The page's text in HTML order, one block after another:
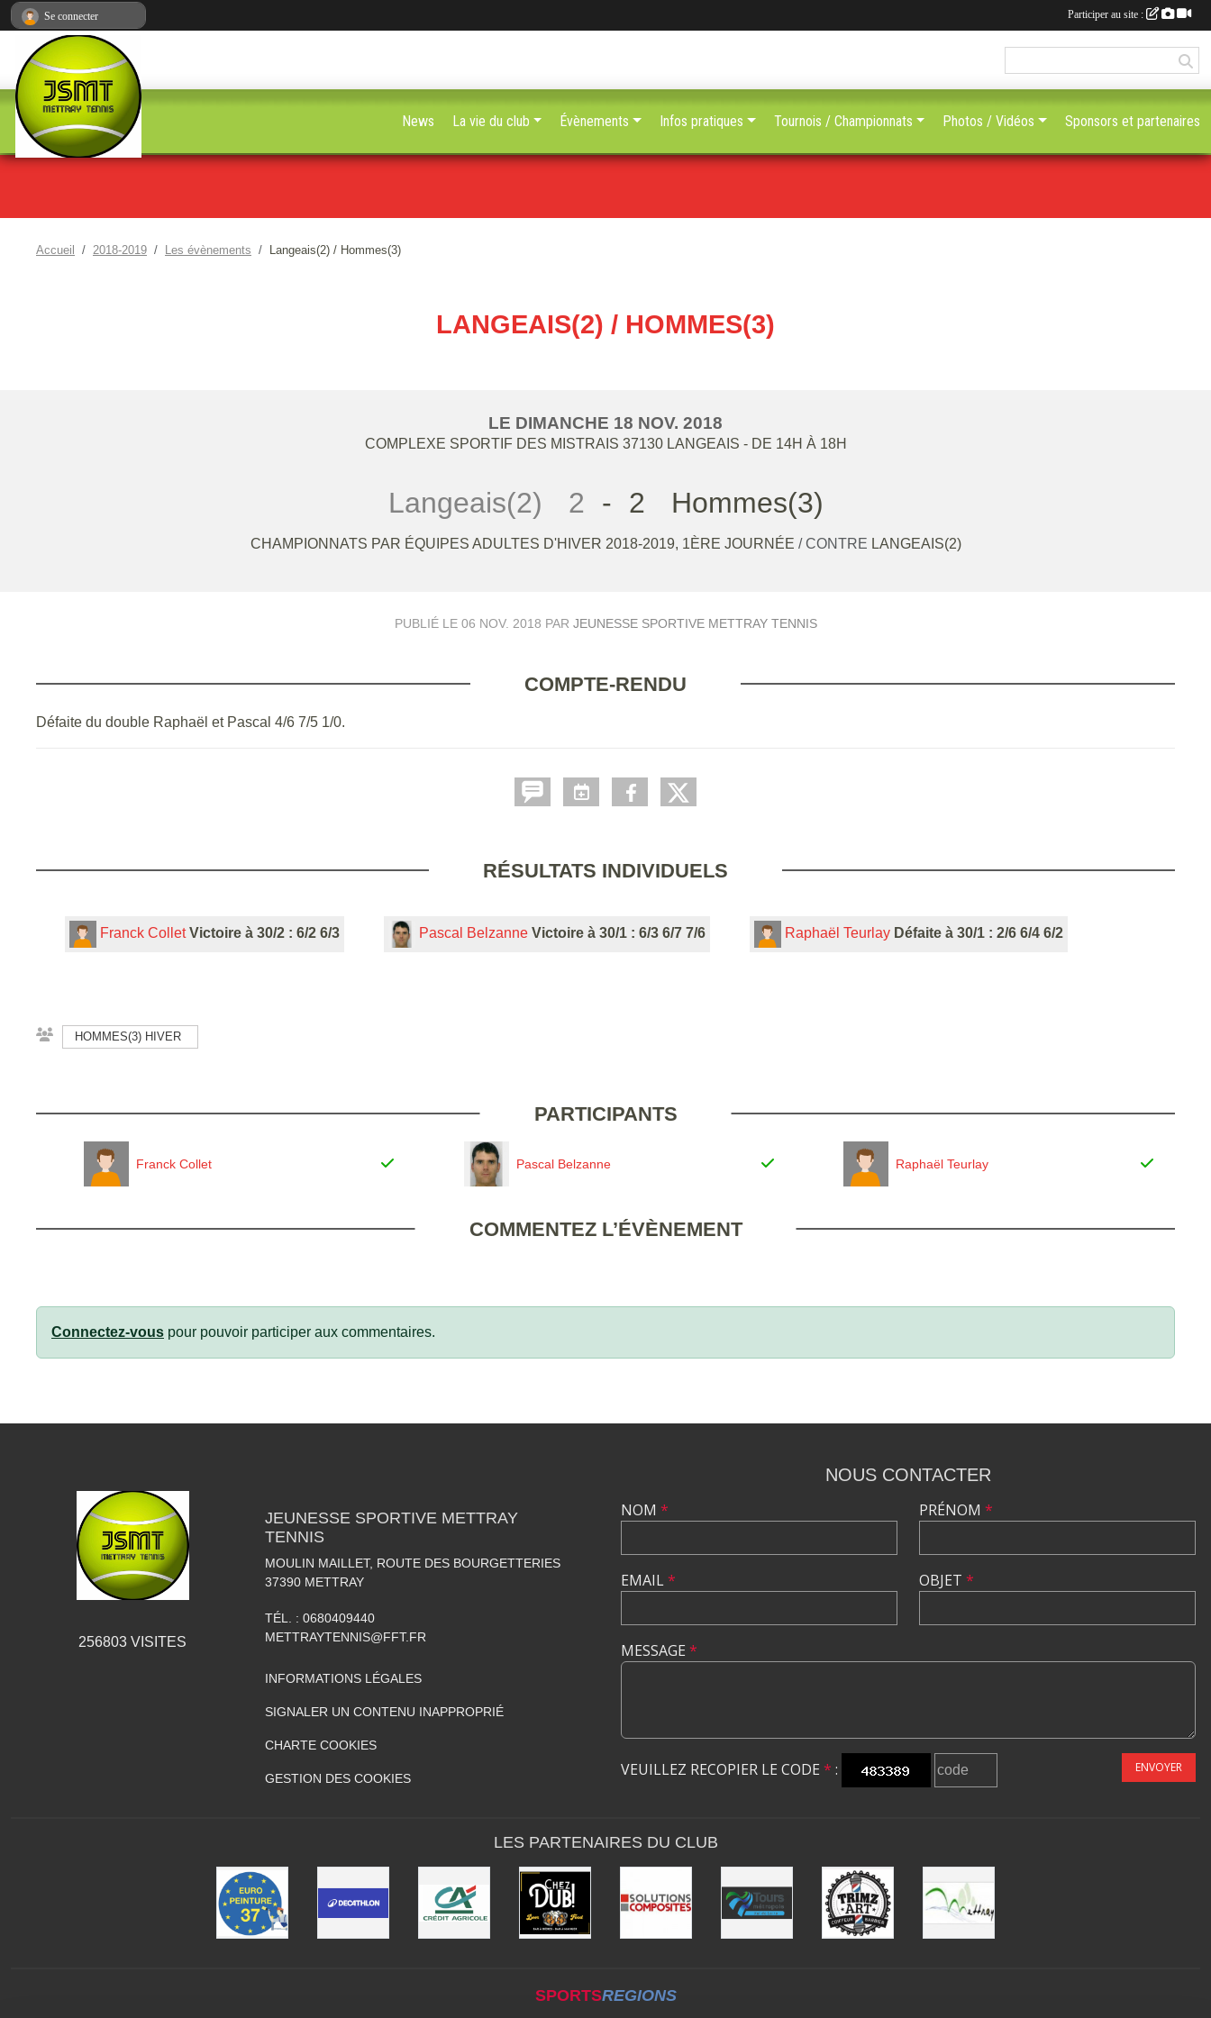
Accueil 2018-2019 Les évènements Langeais(2) / Hommes(3)
LANGEAIS(2) / HOMMES(3)
LE DIMANCHE 18 NOV. 2018
COMPLEXE SPORTIF DES MISTRAIS 37130 LANGEAIS - DE 14H À 18H
Langeais(2) 2 - 2 Hommes(3)
CHAMPIONNATS PAR ÉQUIPES ADULTES D'HIVER 2018-2019, 1ÈRE JOURNÉE / CONTRE LANGEAIS(2)
PUBLIÉ LE 06 NOV. 2018 PAR JEUNESSE SPORTIVE METTRAY TENNIS
COMPTE-RENDU
Défaite du double Raphaël et Pascal 4/6 7/5 1/0.
RÉSULTATS INDIVIDUELS
Franck Collet Victoire à 30/2 : 6/2 6/3 Pascal Belzanne Victoire à 30/1 : 6/3 6/7 7/6 Raphaël Teurlay Défaite à 30/1 : 2/6 6/4 6/2
HOMMES(3) HIVER
PARTICIPANTS
Franck Collet Pascal Belzanne Raphaël Teurlay
COMMENTEZ L’ÉVÈNEMENT
Connectez-vous pour pouvoir participer aux commentaires.
News La vie du club Évènements Infos pratiques Tournois / Championnats Photos / Vidéos Sponsors et partenaires
256803 VISITES
JEUNESSE SPORTIVE METTRAY
TENNIS
MOULIN MAILLET, ROUTE DES BOURGETTERIES
37390 METTRAY
TÉL. : 0680409440
METTRAYTENNIS@FFT.FR
INFORMATIONS LÉGALES
SIGNALER UN CONTENU INAPPROPRIÉ
CHARTE COOKIES
GESTION DES COOKIES
NOUS CONTACTER
NOM *
EMAIL*
PRÉNOM *
OBJET *
MESSAGE *
VEUILLEZ RECOPIER LE CODE * : ENVOYER
LES PARTENAIRES DU CLUB
SPORTSREGIONS
Se connecter Participer au site :
Panneau de gestion des cookies